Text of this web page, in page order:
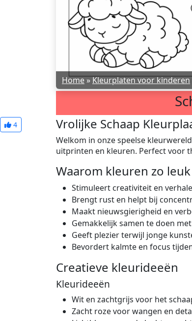
Home»Kleurplaten voor kinderen
4 Vrolijke Schaap
Welkom in onze speelse
uitprinten en kleuren. Perfect voor
Waarom kleuren zo
Stimuleert creativiteit en
Brengt rust en helpt bij
Maakt nieuwsgierigheid en
Gemakkelijk samen te doen
Geeft plezier terwijl jonge
Bevordert kalmte en focus
Creatieve kleurideeën
Kleurideeën
Wit en zachtgrijs voor het
Zacht roze voor wangen en